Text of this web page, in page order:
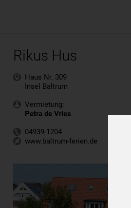
Rikus Hus
Haus Nr. 309
Insel Baltrum
Vermietung:
Petra de Vries
04939-1204
www.baltrum-ferien.de